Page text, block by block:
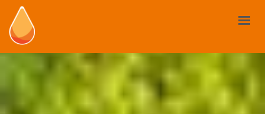
LES BIOSTIMULANTS
VOTRE BESOIN
MARCHÉ ET RÈGLEMENTATION